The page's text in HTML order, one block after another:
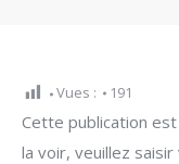
Vues : 191
Cette publication
la voir, veuillez